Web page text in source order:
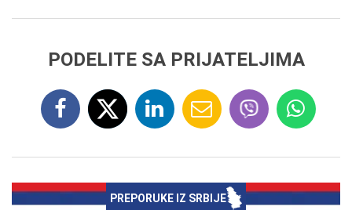
PODELITE SA PRIJATELJIMA
PREPORUKE IZ SRBIJE